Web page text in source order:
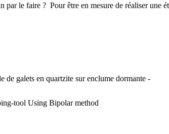
par le faire ? Pour être en mesure de réaliser une
de galets en quartzite sur enclume dormante -
tool Using Bipolar method